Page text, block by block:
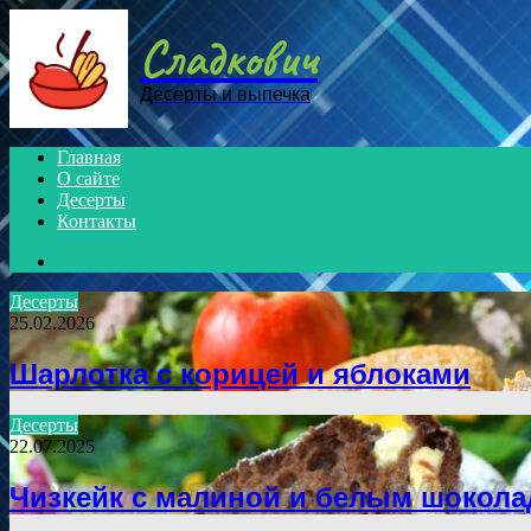
Сладкович
Десерты и выпечка
Главная
О сайте
Десерты
Контакты
for
Десерты
25.02.2026
Шарлотка с корицей и яблоками
Десерты
22.07.2025
Чизкейк с малиной и белым